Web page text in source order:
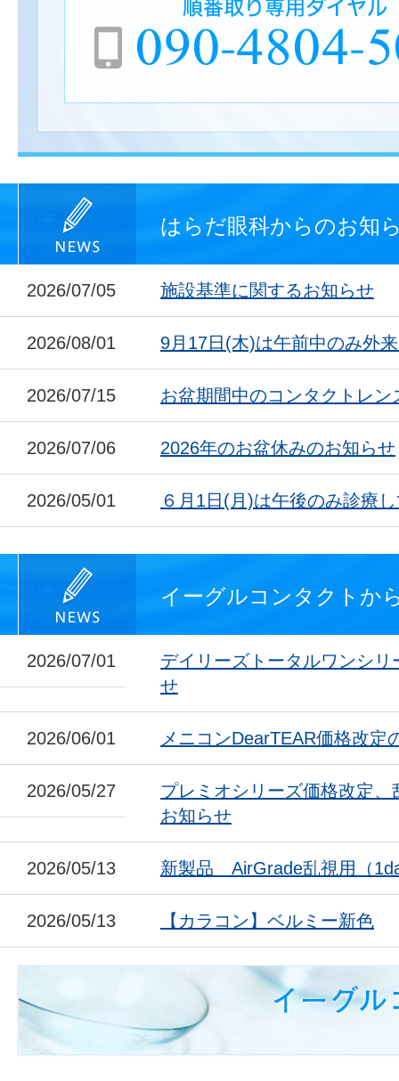
はらだ眼科からのお知
2026/07/05 施設基準に関するお知らせ
2026/08/01 9月17日(木)は午前中のみ外
2026/07/15 お盆期間中のコンタクトレン
2026/07/06 2026年のお盆休みのお知らせ
2026/05/01 ６月1日(月)は午後のみ診療
イーグルコンタクトか
2026/07/01
デイリーズトータルワンシ
せ
2026/06/01 メニコンDearTEAR価格改定
2026/05/27
プレミオシリーズ価格改定
お知らせ
2026/05/13 新製品 AirGrade乱視用（
2026/05/13 【カラコン】ベルミー新色